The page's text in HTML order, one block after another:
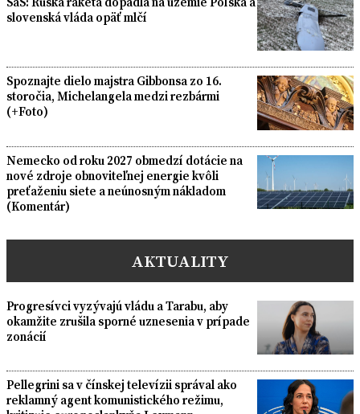
slovenská vláda opäť mlčí
Spoznajte dielo majstra Gibbonsa zo 16.
storočia, Michelangela medzi rezbármi
(+Foto)
Nemecko od roku 2027 obmedzí dotácie na
nové zdroje obnoviteľnej energie kvôli
preťaženiu siete a neúnosným nákladom
(Komentár)
AKTUALITY
Progresívci vyzývajú vládu a Tarabu, aby
okamžite zrušila sporné uznesenia v prípade
zonácií
Pellegrini sa v čínskej televízii správal ako
reklamný agent komunistického režimu,